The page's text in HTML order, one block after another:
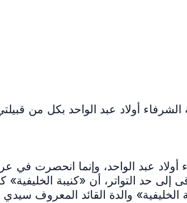
الشرفاء أولاد عبد الواحد بكل من
عبد الواحد، وإنما انحصرت
إلى حد التواتر، أن «كنيبة
والدة القائد المعروف